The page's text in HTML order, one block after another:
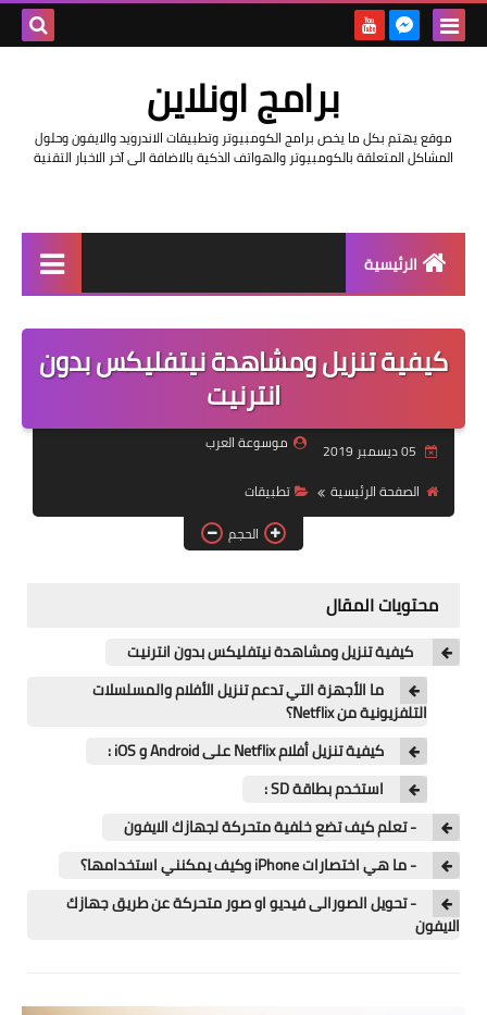
برامج اونلاين
موقع يهتم بكل ما يخص برامج الكومبيوتر وتطبيقات الاندرويد والايفون وحلول
المشاكل المتعلقة بالكومبيوتر والهواتف الذكية بالاضافة الى آخر الاخبار التقنية
الرئيسية
مراجعات
حماية
اندرويد
ويندوز
الربح من الانترنت
بلوجر
كيفية تنزيل ومشاهدة نيتفليكس بدون
انترنيت
موسوعة العرب
الصفحة الرئيسية
تطبيقات
الحجم
محتويات المقال
كيفية تنزيل ومشاهدة نيتفليكس بدون انترنيت
ما الأجهزة التي تدعم تنزيل الأفلام والمسلسلات
التلفزيونية من Netflix؟
كيفية تنزيل أفلام Netflix على Android و iOS :
استخدم بطاقة SD :
- تعلم كيف تضع خلفية متحركة لجهازك الايفون
- ما هي اختصارات iPhone وكيف يمكنني استخدامها؟
- تحويل الصورالى فيديو او صور متحركة عن طريق جهازك
الايفون